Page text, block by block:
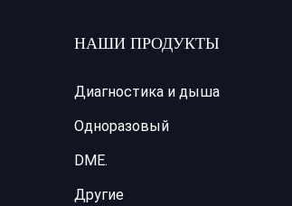
НАШИ ПРОДУКТЫ
Диагностика и дыша
Одноразовый
DME.
Другие